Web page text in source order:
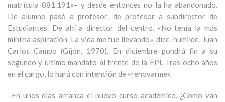
matrícula 881.191»– y desde entonces no la ha abandonado.
De alumno pasó a profesor, de profesor a subdirector de
Estudiantes. De ahí a director del centro. «No tenía la más
mínima aspiración. La vida me fue llevando», dice, humilde, Juan
Carlos Campo (Gijón, 1970). En diciembre pondrá fin a su
segundo y último mandato al frente de la EPI. Tras ocho años
en el cargo, lo hará con intención de «renovarme».
–En unos días arranca el nuevo curso académico. ¿Cómo van